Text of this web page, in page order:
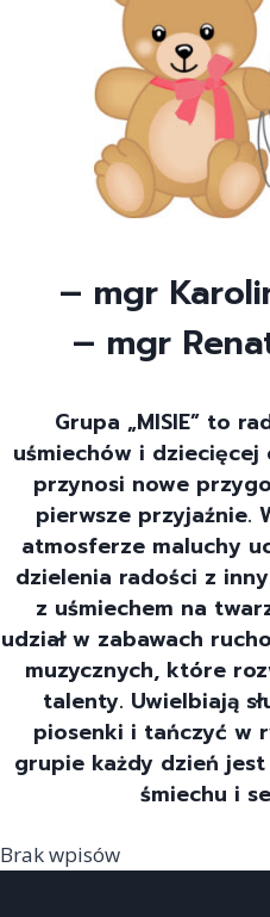
– mgr
– mgr
Grupa „MISIE” to
uśmiechów i dziecięcej
przynosi nowe
pierwsze przyjaźnie.
atmosferze maluchy
dzielenia radości z
z uśmiechem na
udział w zabawach
muzycznych, które
talenty. Uwielbiają
piosenki i tańczyć w
grupie każdy dzień
śmiechu i
Brak wpisów